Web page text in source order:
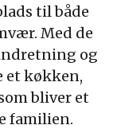
til både
Med de
og
et køkken,
bliver et
familien.